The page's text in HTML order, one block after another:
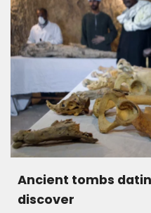
Ancient tombs
discover
December 9, 2017
Egypt on Saturday